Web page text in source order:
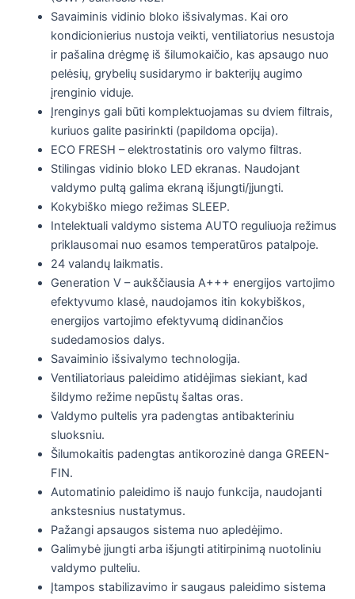
Savaiminis vidinio bloko išsivalymas. Kai oro
kondicionierius nustoja veikti, ventiliatorius nesustoja
ir pašalina drėgmę iš šilumokaičio, kas apsaugo nuo
pelėsių, grybelių susidarymo ir bakterijų augimo
įrenginio viduje.
Įrenginys gali būti komplektuojamas su dviem filtrais,
kuriuos galite pasirinkti (papildoma opcija).
ECO FRESH – elektrostatinis oro valymo filtras.
Stilingas vidinio bloko LED ekranas. Naudojant
valdymo pultą galima ekraną išjungti/įjungti.
Kokybiško miego režimas SLEEP.
Intelektuali valdymo sistema AUTO reguliuoja režimus
priklausomai nuo esamos temperatūros patalpoje.
24 valandų laikmatis.
Generation V – aukščiausia A+++ energijos vartojimo
efektyvumo klasė, naudojamos itin kokybiškos,
energijos vartojimo efektyvumą didinančios
sudedamosios dalys.
Savaiminio išsivalymo technologija.
Ventiliatoriaus paleidimo atidėjimas siekiant, kad
šildymo režime nepūstų šaltas oras.
Valdymo pultelis yra padengtas antibakteriniu
sluoksniu.
Šilumokaitis padengtas antikorozinė danga GREEN-
FIN.
Automatinio paleidimo iš naujo funkcija, naudojanti
ankstesnius nustatymus.
Pažangi apsaugos sistema nuo apledėjimo.
Galimybė įjungti arba išjungti atitirpinimą nuotoliniu
valdymo pulteliu.
Įtampos stabilizavimo ir saugaus paleidimo sistema